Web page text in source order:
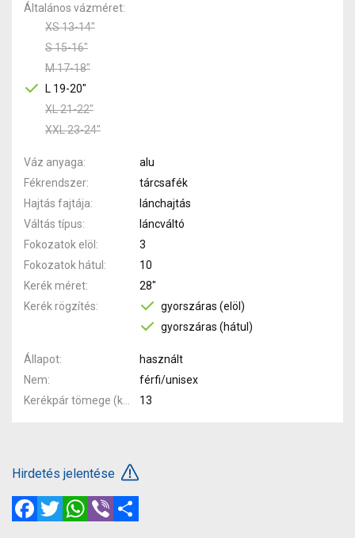
Általános vázméret
XS 13-14"
S 15-16"
M 17-18"
L 19-20"
XL 21-22"
XXL 23-24"
Váz anyaga
alu
Fékrendszer
tárcsafék
Hajtás fajtája
lánchajtás
Váltás típus
láncváltó
Fokozatok elöl
3
Fokozatok hátul
10
Kerék méret
28"
Kerék rögzítés
gyorszáras (elöl)
gyorszáras (hátul)
Állapot
használt
Nem
férfi/unisex
13
Hirdetés jelentése
FacebookTwitterWhatsApp
Viber